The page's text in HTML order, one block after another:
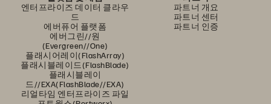
엔터프라이즈 데이터 클라우
드
에버퓨어 플랫폼
에버그린//원
(Evergreen//One)
플래시어레이(FlashArray)
플래시블레이드(FlashBlade)
플래시블레이
드//EXA(FlashBlade//EXA)
리얼타임 엔터프라이즈 파일
파트너 개요
파트너 센터
파트너 인증